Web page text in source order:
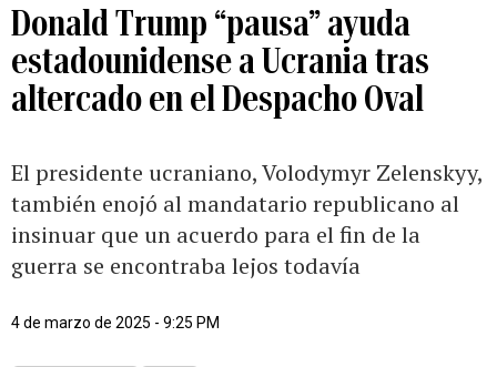
Donald Trump “pausa” ayuda
estadounidense a Ucrania tras
altercado en el Despacho Oval
El presidente ucraniano, Volodymyr Zelenskyy,
también enojó al mandatario republicano al
insinuar que un acuerdo para el fin de la
guerra se encontraba lejos todavía
4 de marzo de 2025 - 9:25 PM